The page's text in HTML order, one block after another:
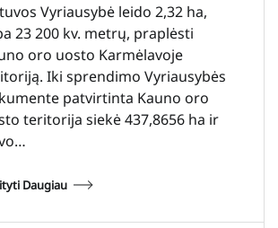
Vyriausybė leido 2,32 ha,
23 200 kv. metrų, praplėsti
oro uosto Karmėlavoje
Iki sprendimo Vyriausybės
patvirtinta Kauno oro
teritorija siekė 437,8656 ha ir
Daugiau